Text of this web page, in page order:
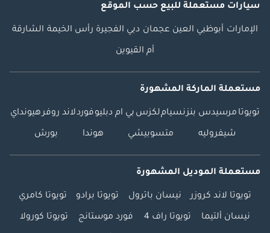
سيارات مستعملة للبيع حسب الموقع
الإمارات أبوظبي العين عجمان دبي الفجيرة رأس الخيمة الشارقة
أم القيوين
مستعملة الماركة المشهورة
تويوتا مرسيدس بنزنسياملكزس بي ام دبليوفوردلاند روفرهيونداي
شيفروليه متسوبيشي هوندا بورش
مستعملة الموديل المشهورة
تويوتا لاند كروزر نيسان باترول تويوتا برادو تويوتا كامري
نيسان ألتيما تويوتا راف 4 فورد موستانج تويوتا كورولا